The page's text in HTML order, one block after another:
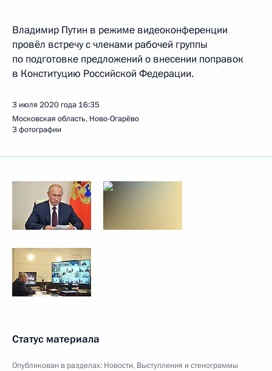
Владимир Путин в режиме видеоконференции
провёл встречу с членами рабочей группы
по подготовке предложений о внесении поправок
в Конституцию Российской Федерации.
3 июля 2020 года 16:35
Московская область, Ново-Огарёво
3 фотографии
Статус материала
Опубликован в разделах: Новости, Выступления и стенограммы